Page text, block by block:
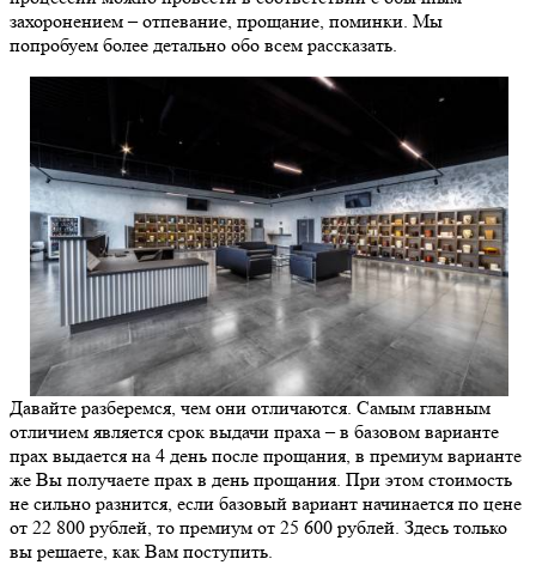
захоронением – отпевание, прощание, поминки. Мы
попробуем более детально обо всем рассказать.
Давайте разберемся, чем они отличаются. Самым главным
отличием является срок выдачи праха – в базовом варианте
прах выдается на 4 день после прощания, в премиум варианте
же Вы получаете прах в день прощания. При этом стоимость
не сильно разнится, если базовый вариант начинается по цене
от 22 800 рублей, то премиум от 25 600 рублей. Здесь только
вы решаете, как Вам поступить.